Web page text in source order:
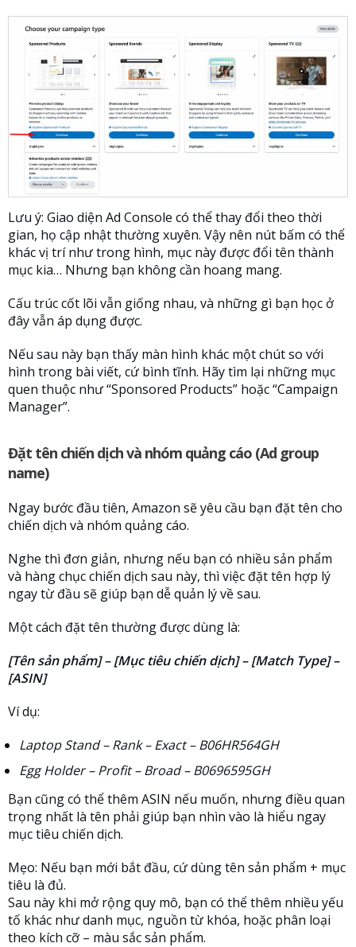
Lưu ý: Giao diện Ad Console có thể thay đổi theo thời
gian, họ cập nhật thường xuyên. Vậy nên nút bấm có thể
khác vị trí như trong hình, mục này được đổi tên thành
mục kia… Nhưng bạn không cần hoang mang.
Cấu trúc cốt lõi vẫn giống nhau, và những gì bạn học ở
đây vẫn áp dụng được.
Nếu sau này bạn thấy màn hình khác một chút so với
hình trong bài viết, cứ bình tĩnh. Hãy tìm lại những mục
quen thuộc như “Sponsored Products” hoặc “Campaign
Manager”.
Đặt tên chiến dịch và nhóm quảng cáo (Ad group
name)
Ngay bước đầu tiên, Amazon sẽ yêu cầu bạn đặt tên cho
chiến dịch và nhóm quảng cáo.
Nghe thì đơn giản, nhưng nếu bạn có nhiều sản phẩm
và hàng chục chiến dịch sau này, thì việc đặt tên hợp lý
ngay từ đầu sẽ giúp bạn dễ quản lý về sau.
Một cách đặt tên thường được dùng là:
[Tên sản phẩm] – [Mục tiêu chiến dịch] – [Match Type] –
[ASIN]
Ví dụ:
Laptop Stand – Rank – Exact – B06HR564GH
Egg Holder – Profit – Broad – B0696595GH
Bạn cũng có thể thêm ASIN nếu muốn, nhưng điều quan
trọng nhất là tên phải giúp bạn nhìn vào là hiểu ngay
mục tiêu chiến dịch.
Mẹo: Nếu bạn mới bắt đầu, cứ dùng tên sản phẩm + mục
tiêu là đủ.
Sau này khi mở rộng quy mô, bạn có thể thêm nhiều yếu
tố khác như danh mục, nguồn từ khóa, hoặc phân loại
theo kích cỡ – màu sắc sản phẩm.